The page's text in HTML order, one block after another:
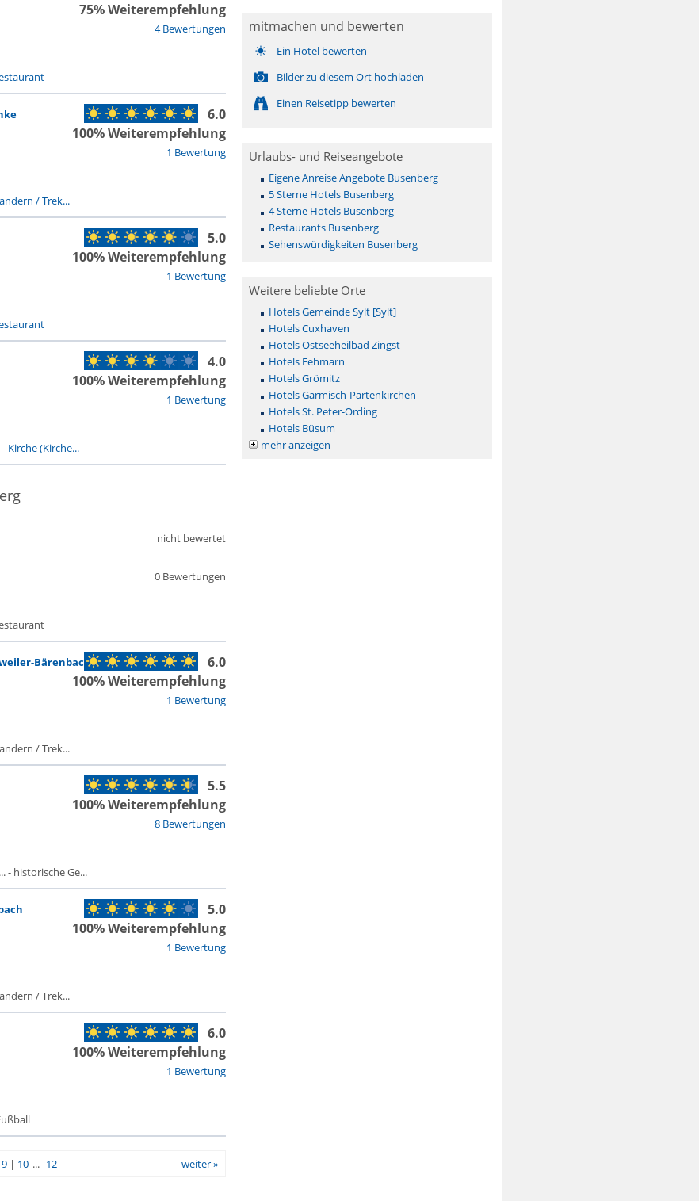
4 Bewertungen
75% Weiterempfehlung
1 Bewertung
6.0
100% Weiterempfehlung
/ Trek...
1 Bewertung
5.0
100% Weiterempfehlung
1 Bewertung
4.0
100% Weiterempfehlung
- Kirche (Kirche...
0 Bewertungen
nicht bewertet
Bärenbach
1 Bewertung
6.0
100% Weiterempfehlung
/ Trek...
8 Bewertungen
5.5
100% Weiterempfehlung
- historische Ge...
1 Bewertung
5.0
100% Weiterempfehlung
/ Trek...
1 Bewertung
6.0
100% Weiterempfehlung
9 | 10 ... 12 weiter »
mitmachen und bewerten
Ein Hotel bewerten
Bilder zu diesem Ort hochladen
Einen Reisetipp bewerten
Urlaubs- und Reiseangebote
Eigene Anreise Angebote Busenberg
5 Sterne Hotels Busenberg
4 Sterne Hotels Busenberg
Restaurants Busenberg
Sehenswürdigkeiten Busenberg
Weitere beliebte Orte
Hotels Gemeinde Sylt [Sylt]
Hotels Cuxhaven
Hotels Ostseeheilbad Zingst
Hotels Fehmarn
Hotels Grömitz
Hotels Garmisch-Partenkirchen
Hotels St. Peter-Ording
Hotels Büsum
mehr anzeigen